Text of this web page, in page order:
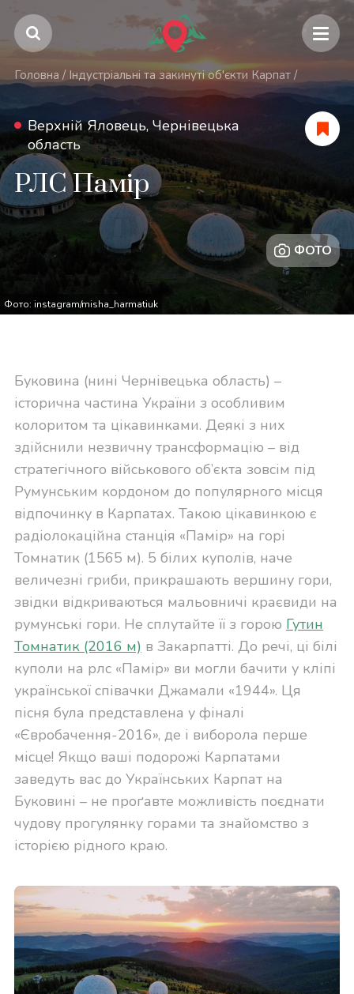
Головна / Індустріальні та закинуті об'єкти Карпат /
Верхній Яловець, Чернівецька
область
РЛС Памір
ФОТО
Фото: instagram/misha_harmatiuk
Буковина (нині Чернівецька область) –
історична частина України з особливим
колоритом та цікавинками. Деякі з них
здійснили незвичну трансформацію – від
стратегічного військового об’єкта зовсім під
Румунським кордоном до популярного місця
відпочинку в Карпатах. Такою цікавинкою є
радіолокаційна станція «Памір» на горі
Томнатик (1565 м). 5 білих куполів, наче
величезні гриби, прикрашають вершину гори,
звідки відкриваються мальовничі краєвиди на
румунські гори. Не сплутайте її з горою Гутин
Томнатик (2016 м) в Закарпатті. До речі, ці білі
куполи на рлс «Памір» ви могли бачити у кліпі
української співачки Джамали «1944». Ця
пісня була представлена у фіналі
«Євробачення-2016», де і виборола перше
місце! Якщо ваші подорожі Карпатами
заведуть вас до Українських Карпат на
Буковині – не проґавте можливість поєднати
чудову прогулянку горами та знайомство з
історією рідного краю.